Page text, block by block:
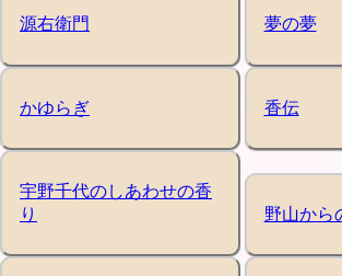
源右衛門 夢の夢
かゆらぎ 香伝
宇野千代のしあわせの香
り
野山から